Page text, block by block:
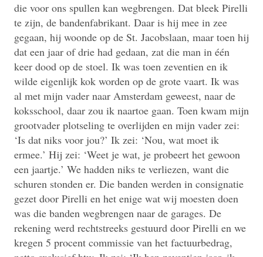
die voor ons spullen kan wegbrengen. Dat bleek Pirelli
te zijn, de bandenfabrikant. Daar is hij mee in zee
gegaan, hij woonde op de St. Jacobslaan, maar toen hij
dat een jaar of drie had gedaan, zat die man in één
keer dood op de stoel. Ik was toen zeventien en ik
wilde eigenlijk kok worden op de grote vaart. Ik was
al met mijn vader naar Amsterdam geweest, naar de
koksschool, daar zou ik naartoe gaan. Toen kwam mijn
grootvader plotseling te overlijden en mijn vader zei:
‘Is dat niks voor jou?’ Ik zei: ‘Nou, wat moet ik
ermee.’ Hij zei: ‘Weet je wat, je probeert het gewoon
een jaartje.’ We hadden niks te verliezen, want die
schuren stonden er. Die banden werden in consignatie
gezet door Pirelli en het enige wat wij moesten doen
was die banden wegbrengen naar de garages. De
rekening werd rechtstreeks gestuurd door Pirelli en we
kregen 5 procent commissie van het factuurbedrag,